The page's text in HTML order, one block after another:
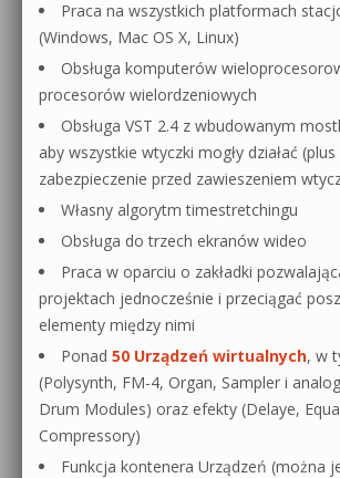
Praca na wszystkich platformach
(Windows, Mac OS X, Linux)
Obsługa komputerów
procesorów wielordzeniowych
Obsługa VST 2.4 z wbudowanym
aby wszystkie wtyczki mogły działać
zabezpieczenie przed zawieszeniem
Własny algorytm timestretchingu
Obsługa do trzech ekranów wideo
Praca w oparciu o zakładki
projektach jednocześnie i przeciągać
elementy między nimi
Ponad 50 Urządzeń wirtualnych, w
(Polysynth, FM-4, Organ, Sampler i
Drum Modules) oraz efekty (Delaye,
Compressory)
Funkcja kontenera Urządzeń (można